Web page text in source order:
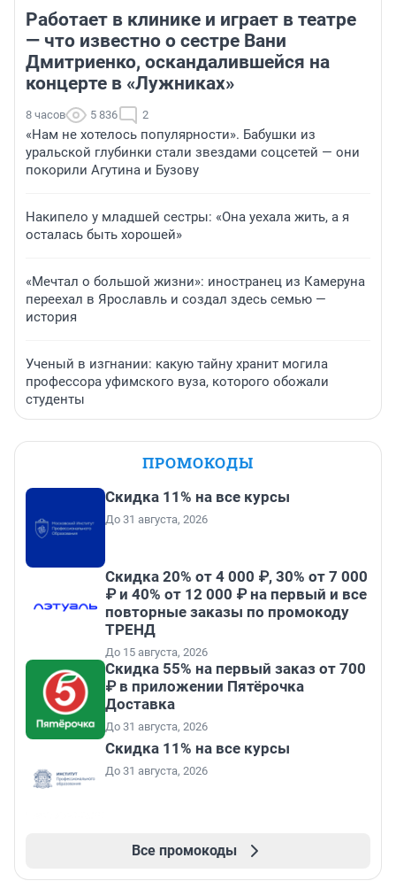
Работает в клинике и играет в театре
— что известно о сестре Вани
Дмитриенко, оскандалившейся на
концерте в «Лужниках»
8 часов 5 836 2
«Нам не хотелось популярности». Бабушки из
уральской глубинки стали звездами соцсетей — они
покорили Агутина и Бузову
Накипело у младшей сестры: «Она уехала жить, а я
осталась быть хорошей»
«Мечтал о большой жизни»: иностранец из Камеруна
переехал в Ярославль и создал здесь семью —
история
Ученый в изгнании: какую тайну хранит могила
профессора уфимского вуза, которого обожали
студенты
ПРОМОКОДЫ
Скидка 11% на все курсы
До 31 августа, 2026
Скидка 20% от 4 000 ₽, 30% от 7 000
₽ и 40% от 12 000 ₽ на первый и все
повторные заказы по промокоду
ТРЕНД
До 15 августа, 2026
Скидка 55% на первый заказ от 700
₽ в приложении Пятёрочка
Доставка
До 31 августа, 2026
Скидка 11% на все курсы
До 31 августа, 2026
Все промокоды